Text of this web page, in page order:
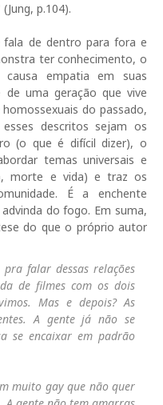
(Jung, p.104).
fala de dentro para fora e
ter conhecimento, o
empatia em suas
uma geração que vive
do passado,
descritos sejam os
(o que é difícil dizer), o
temas universais e
morte e vida) e traz os
É a enchente
do fogo. Em suma,
do que o próprio autor
falar dessas relações
de filmes com os dois
Mas e depois? As
A gente já não se
se encaixar em padrão
muito gay que não quer